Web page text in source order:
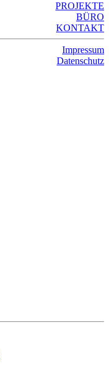
PROJEKTE
BÜRO
KONTAKT
Impressum
Datenschutz